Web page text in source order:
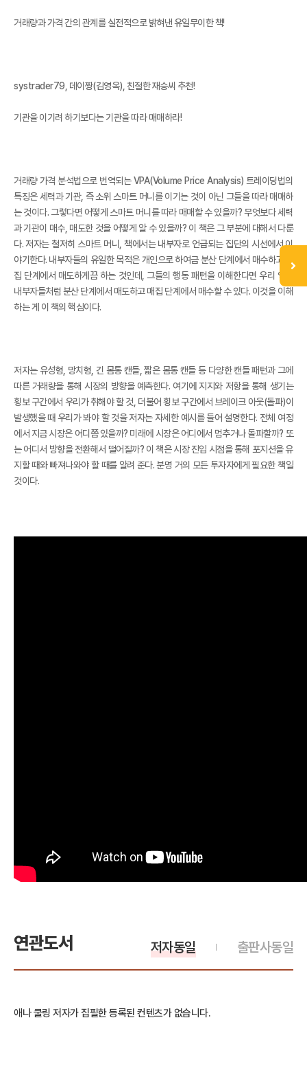
거래량과 가격 간의 관계를 실전적으로 밝혀낸 유일무이한 책!
systrader79, 데이짱(김영옥), 친절한 재승씨 추천!
기관을 이기려 하기보다는 기관을 따라 매매하라!
거래량 가격 분석법으로 번역되는 VPA(Volume Price Analysis) 트레이딩법의
특징은 세력과 기관, 즉 소위 스마트 머니를 이기는 것이 아닌 그들을 따라 매매하
는 것이다. 그렇다면 어떻게 스마트 머니를 따라 매매할 수 있을까? 무엇보다 세력
과 기관이 매수, 매도한 것을 어떻게 알 수 있을까? 이 책은 그 부분에 대해서 다룬
다. 저자는 철저히 스마트 머니, 책에서는 내부자로 언급되는 집단의 시선에서 이
야기한다. 내부자들의 유일한 목적은 개인으로 하여금 분산 단계에서 매수하고 매
집 단계에서 매도하게끔 하는 것인데, 그들의 행동 패턴을 이해한다면 우리 역시
내부자들처럼 분산 단계에서 매도하고 매집 단계에서 매수할 수 있다. 이것을 이해
하는 게 이 책의 핵심이다.
저자는 유성형, 망치형, 긴 몸통 캔들, 짧은 몸통 캔들 등 다양한 캔들 패턴과 그에
따른 거래량을 통해 시장의 방향을 예측한다. 여기에 지지와 저항을 통해 생기는
횡보 구간에서 우리가 취해야 할 것, 더불어 횡보 구간에서 브레이크 아웃(돌파)이
발생했을 때 우리가 봐야 할 것을 저자는 자세한 예시를 들어 설명한다. 전체 여정
에서 지금 시장은 어디쯤 있을까? 미래에 시장은 어디에서 멈추거나 돌파할까? 또
는 어디서 방향을 전환해서 떨어질까? 이 책은 시장 진입 시점을 통해 포지션을 유
지할 때와 빠져나와야 할 때를 알려 준다. 분명 거의 모든 투자자에게 필요한 책일
것이다.
연관도서 출판사동일
저자동일
애나 쿨링 저자가 집필한 등록된 컨텐츠가 없습니다.